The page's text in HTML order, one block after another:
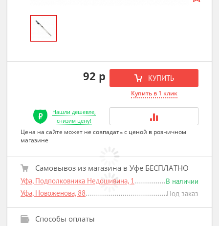
92 р КУПИТЬ
Купить в 1 клик
Нашли дешевле,
снизим цену!
Цена на сайте может не совпадать с ценой в розничном
магазине
Самовывоз из магазина в Уфе БЕСПЛАТНО
Уфа, Подполковника Недошивина, 1
В наличии
Уфа, Новоженова, 88
Под заказ
Способы оплаты